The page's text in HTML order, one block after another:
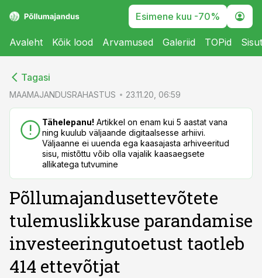
Esimene kuu -70%
Avaleht Kõik lood Arvamused Galeriid TOPid
Tagasi
MAAMAJANDUSRAHASTUS 23.11.20, 06:59
Tähelepanu! Artikkel on enam kui 5 aastat vana
ning kuulub väljaande digitaalsesse arhiivi.
Väljaanne ei uuenda ega kaasajasta arhiveeritud
sisu, mistõttu võib olla vajalik kaasaegsete
allikatega tutvumine
Põllumajandusettevõtete
tulemuslikkuse parandamise
investeeringutoetust taotleb
414 ettevõtjat